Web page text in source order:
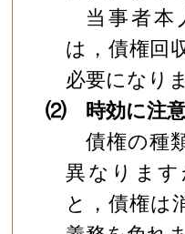
当事者本
は，債権回
必要になり
⑵ 時効に注
債権の種
異なります
と，債権は